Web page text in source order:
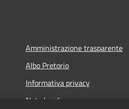
Amministrazione trasparente
Albo Pretorio
Informativa privacy
Note legali